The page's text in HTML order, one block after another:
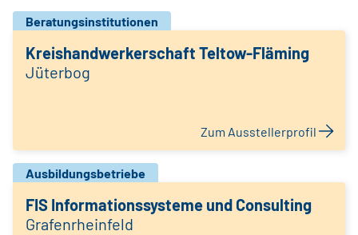
Beratungsinstitutionen
Kreishandwerkerschaft Teltow-Fläming
Jüterbog
Zum Ausstellerprofil
Ausbildungsbetriebe
FIS Informationssysteme und Consulting
Grafenrheinfeld